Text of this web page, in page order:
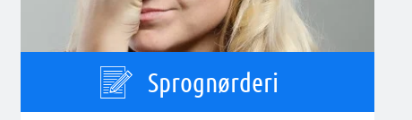
Sprognørderi